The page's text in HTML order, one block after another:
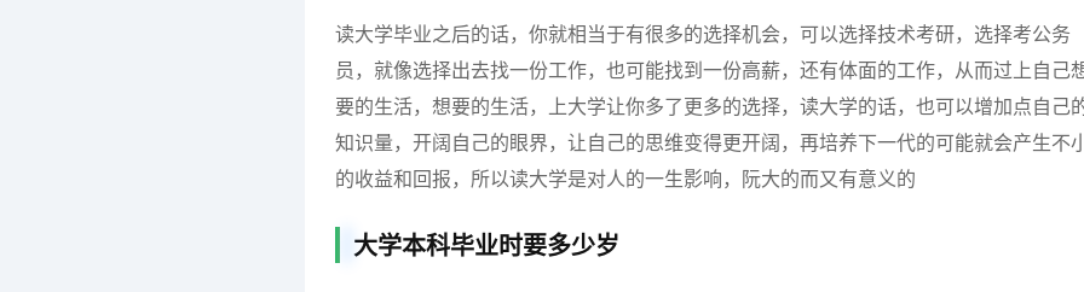
读大学毕业之后的话，你就相当于有很多的选择机会，可以选择技术考研，选择考公务
员，就像选择出去找一份工作，也可能找到一份高薪，还有体面的工作，从而过上自己
要的生活，想要的生活，上大学让你多了更多的选择，读大学的话，也可以增加点自己
知识量，开阔自己的眼界，让自己的思维变得更开阔，再培养下一代的可能就会产生不
的收益和回报，所以读大学是对人的一生影响，阮大的而又有意义的
大学本科毕业时要多少岁